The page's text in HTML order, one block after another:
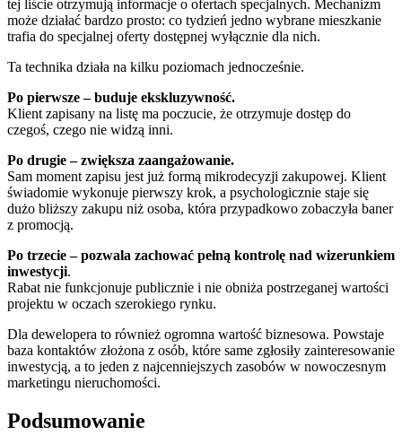
tej liście otrzymują informacje o ofertach specjalnych. Mechanizm
może działać bardzo prosto: co tydzień jedno wybrane mieszkanie
trafia do specjalnej oferty dostępnej wyłącznie dla nich.
Ta technika działa na kilku poziomach jednocześnie.
Po pierwsze – buduje ekskluzywność.
Klient zapisany na listę ma poczucie, że otrzymuje dostęp do
czegoś, czego nie widzą inni.
Po drugie – zwiększa zaangażowanie.
Sam moment zapisu jest już formą mikrodecyzji zakupowej. Klient
świadomie wykonuje pierwszy krok, a psychologicznie staje się
dużo bliższy zakupu niż osoba, która przypadkowo zobaczyła baner
z promocją.
Po trzecie – pozwala zachować pełną kontrolę nad wizerunkiem
inwestycji.
Rabat nie funkcjonuje publicznie i nie obniża postrzeganej wartości
projektu w oczach szerokiego rynku.
Dla dewelopera to również ogromna wartość biznesowa. Powstaje
baza kontaktów złożona z osób, które same zgłosiły zainteresowanie
inwestycją, a to jeden z najcenniejszych zasobów w nowoczesnym
marketingu nieruchomości.
Podsumowanie